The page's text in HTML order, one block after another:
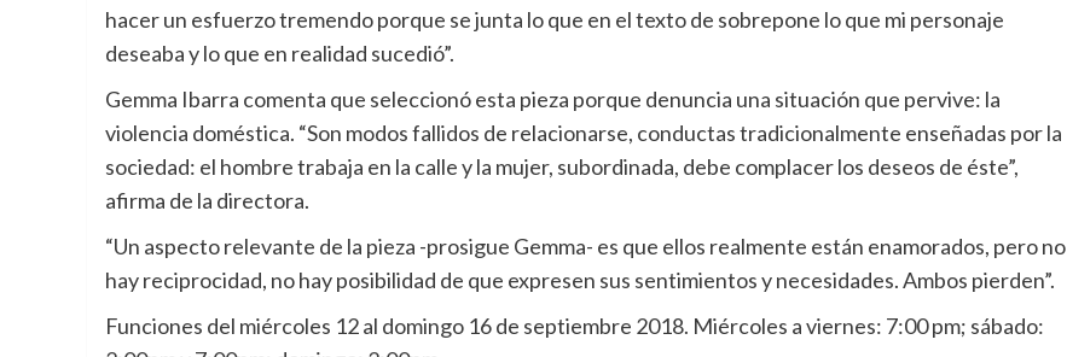
hacer un esfuerzo tremendo porque se junta lo que en el texto de sobrepone lo que mi personaje
deseaba y lo que en realidad sucedió”.
Gemma Ibarra comenta que seleccionó esta pieza porque denuncia una situación que pervive: la
violencia doméstica. “Son modos fallidos de relacionarse, conductas tradicionalmente enseñadas por la
sociedad: el hombre trabaja en la calle y la mujer, subordinada, debe complacer los deseos de éste”,
afirma de la directora.
“Un aspecto relevante de la pieza -prosigue Gemma- es que ellos realmente están enamorados, pero no
hay reciprocidad, no hay posibilidad de que expresen sus sentimientos y necesidades. Ambos pierden”.
Funciones del miércoles 12 al domingo 16 de septiembre 2018. Miércoles a viernes: 7:00 pm; sábado: